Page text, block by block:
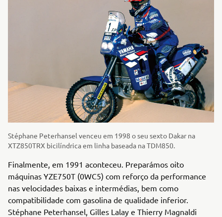
Stéphane Peterhansel venceu em 1998 o seu sexto Dakar na
XTZ850TRX bicilíndrica em linha baseada na TDM850.
Finalmente, em 1991 aconteceu. Preparámos oito
máquinas YZE750T (0WC5) com reforço da performance
nas velocidades baixas e intermédias, bem como
compatibilidade com gasolina de qualidade inferior.
Stéphane Peterhansel, Gilles Lalay e Thierry Magnaldi